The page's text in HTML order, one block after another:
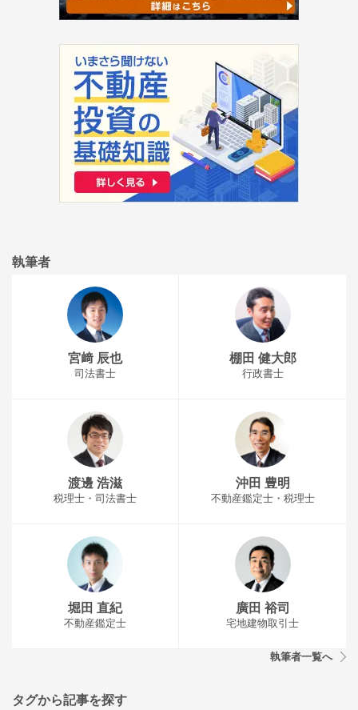
執筆者
宮﨑 辰也
司法書士
棚田 健大郎
行政書士
渡邊 浩滋
税理士・司法書士
沖田 豊明
不動産鑑定士・税理士
堀田 直紀
不動産鑑定士
廣田 裕司
宅地建物取引士
執筆者一覧へ
タグから記事を探す